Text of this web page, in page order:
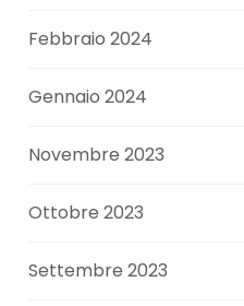
Febbraio 2024
Gennaio 2024
Novembre 2023
Ottobre 2023
Settembre 2023